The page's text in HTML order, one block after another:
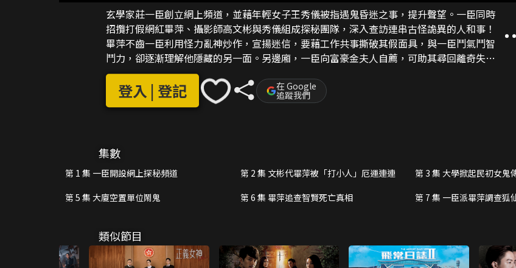
玄學家莊一臣創立網上頻道，並藉年輕女子王秀儀被指遇鬼昏迷之事，提升聲望。一臣同時
招攬打假網紅畢萍、攝影師高文彬與秀儀組成探秘團隊，深入查訪連串古怪詭異的人和事！
畢萍不齒一臣利用怪力亂神炒作，宣揚迷信，要藉工作共事撕破其假面具，與一臣鬥氣鬥智
鬥力，卻逐漸理解他隱藏的另一面。另邊廂，一臣向富豪金夫人自薦，可助其尋回離奇失蹤
的兒子。深信的風水師龍貴尋人多時但無所獲，金夫人心生疑慮，最終決定向一臣求助……
登入 | 登記 在 Google
追蹤我們
集數
第 1 集 一臣開設網上探秘頻道 第 2 集 文彬代畢萍被「打小人」厄運連連 第 3 集 大學掀起民初女鬼
第 5 集 大廈空置單位鬧鬼
第 6 集 畢萍追查智賢死亡真相 第 7 集 一臣派畢萍調查狐
類似節目